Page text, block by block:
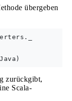
übergeben
zurückgibt,
Scala-